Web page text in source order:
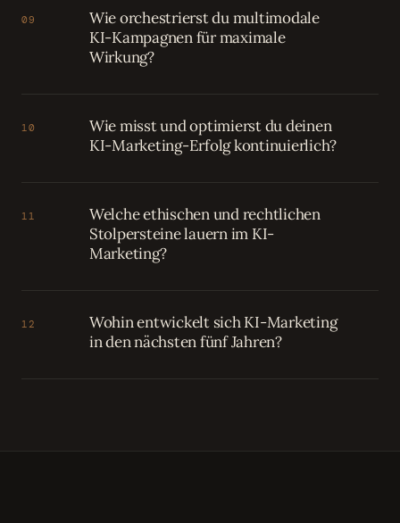
09
Wie orchestrierst du multimodale
KI-Kampagnen für maximale
Wirkung?
10
Wie misst und optimierst du deinen
KI-Marketing-Erfolg kontinuierlich?
11
Welche ethischen und rechtlichen
Stolpersteine lauern im KI-
Marketing?
12
Wohin entwickelt sich KI-Marketing
in den nächsten fünf Jahren?